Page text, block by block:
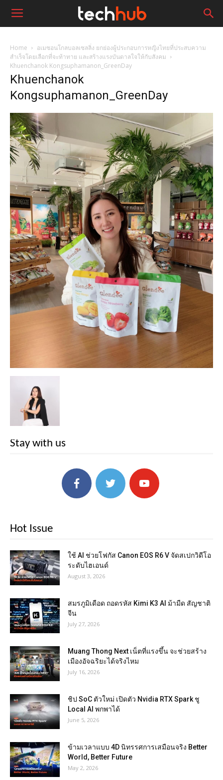
Home
อเมซอนโกลบอลเซลลิ่ง ยกย่องผู้ประกอบการหญิงไทยที่ประสบความ
สำเร็จโดยเลือกที่จะท้าทาย และสร้างแรงบันดาลใจให้กับสังคม
Khuenchanok Kongsuphamanon_GreenDay
Khuenchanok
Kongsuphamanon_GreenDay
Stay with us
Hot Issue
ใช้ AI ช่วยโฟกัส Canon EOS R6 V จัดสเปกวิดีโอ
ระดับไฮเอนด์
August 3, 2026
สมรภูมิเดือด ถอดรหัส Kimi K3 AI ม้ามืด สัญชาติ
จีน
July 27, 2026
Muang Thong Next เน็ตที่แรงขึ้น จะช่วยสร้าง
เมืองอัจฉริยะได้จริงไหม
July 16, 2026
ชิป SoC ตัวใหม่ เปิดตัว Nvidia RTX Spark ชู
Local AI พกพาได้
June 5, 2026
ข้ามเวลาแบบ 4D นิทรรศการเสมือนจริง Better
World, Better Future
May 2, 2026